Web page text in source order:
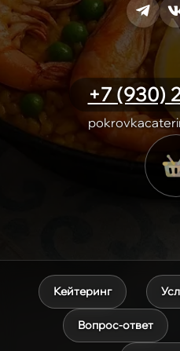
+7 (930)
Кейтеринг
Вопрос-ответ